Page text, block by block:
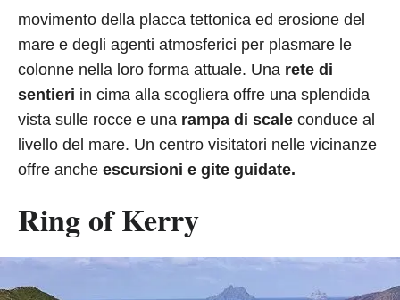
movimento della placca tettonica ed erosione del
mare e degli agenti atmosferici per plasmare le
colonne nella loro forma attuale. Una rete di
sentieri in cima alla scogliera offre una splendida
vista sulle rocce e una rampa di scale conduce al
livello del mare. Un centro visitatori nelle vicinanze
offre anche escursioni e gite guidate.
Ring of Kerry